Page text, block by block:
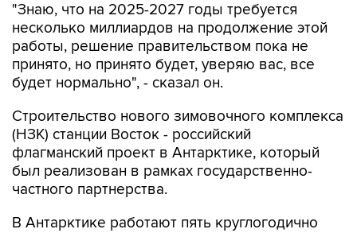
"Знаю, что на 2025-2027 годы требуется
несколько миллиардов на продолжение этой
работы, решение правительством пока не
принято, но принято будет, уверяю вас, все
будет нормально", - сказал он.
Строительство нового зимовочного комплекса
(НЗК) станции Восток - российский
флагманский проект в Антарктике, который
был реализован в рамках государственно-
частного партнерства.
В Антарктике работают пять круглогодично